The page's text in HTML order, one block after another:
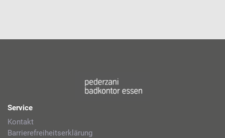
Service
Kontakt
Barrierefreiheitserklärung